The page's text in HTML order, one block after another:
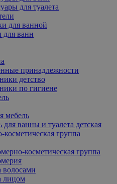
для туалета
для ванной
ванн
принадлежности
детство
по гигиене
мебель
для ванны и туалета детская
группа
косметическая группа
волосами
лицом